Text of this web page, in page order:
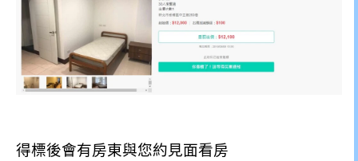
得標後會有房東與您約見面看房